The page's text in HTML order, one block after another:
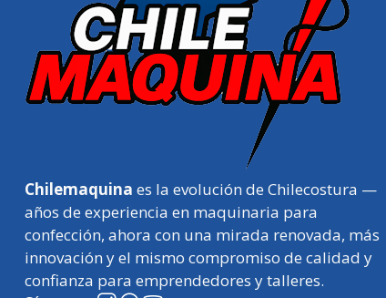
Chilemaquina es la evolución de Chilecostura —
años de experiencia en maquinaria para
confección, ahora con una mirada renovada, más
innovación y el mismo compromiso de calidad y
confianza para emprendedores y talleres.